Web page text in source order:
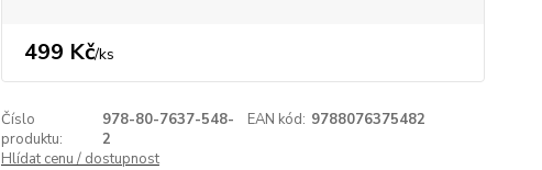
499 Kč/ks
Číslo
produktu:
978-80-7637-548-
2
EAN kód: 9788076375482
Hlídat cenu / dostupnost